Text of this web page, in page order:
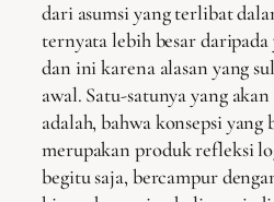
dari asumsi yang terlibat
ternyata lebih besar
dan ini karena alasan yang
awal. Satu-satunya yang
adalah, bahwa konsepsi yang
merupakan produk refleksi
begitu saja, bercampur